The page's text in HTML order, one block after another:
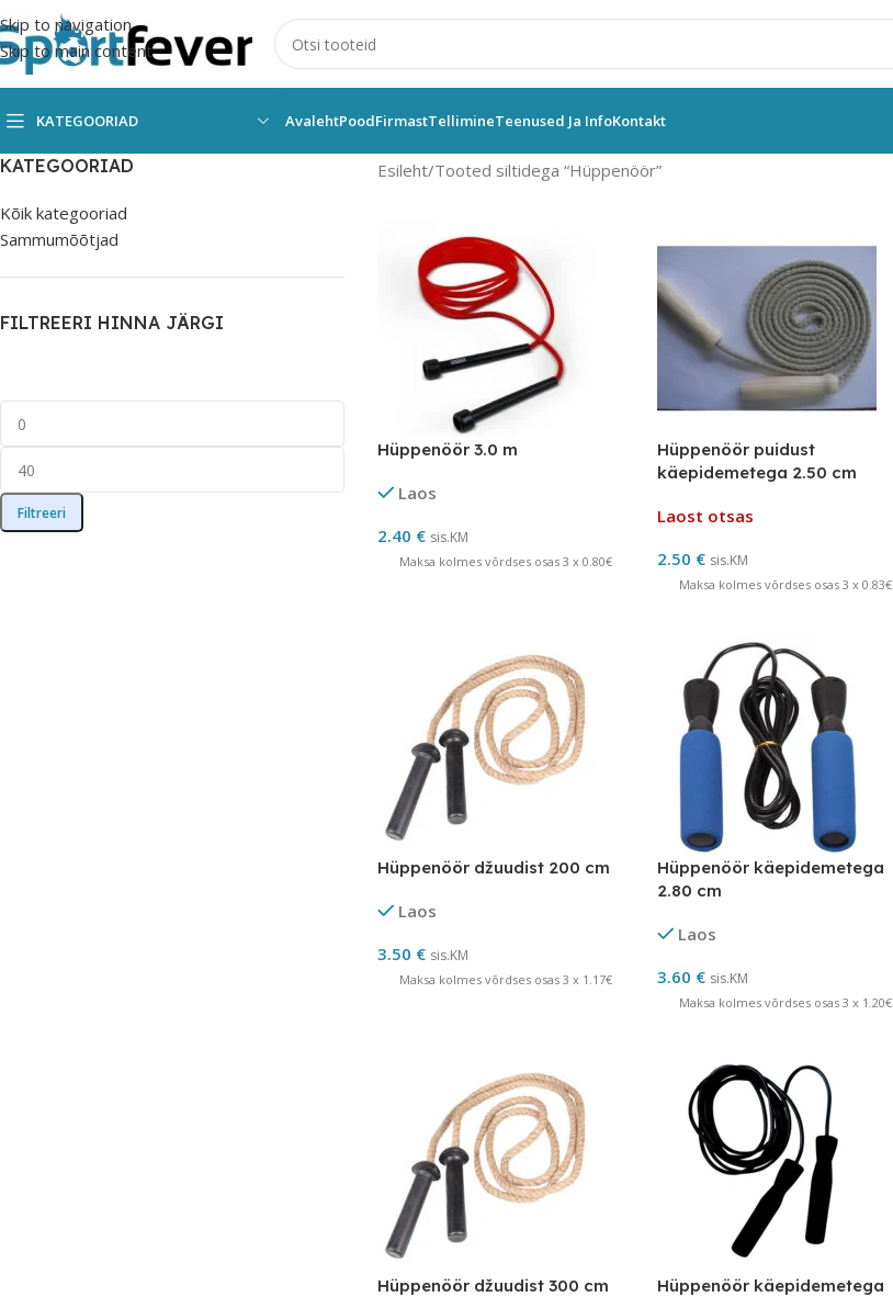
Skip to navigation
Skip to main content
KATEGOORIAD AvalehtPoodFirmastTellimineTeenused Ja InfoKontakt
KATEGOORIAD
Kõik kategooriad
Sammumõõtjad
FILTREERI HINNA JÄRGI
Filtreeri
Esileht Tooted siltidega “Hüppenöör”
Hüppenöör 3.0 m
Laos
2.40 € sis.KM
Maksa kolmes võrdses osas 3 x 0.80€
Hüppenöör puidust
käepidemetega 2.50 cm
Laost otsas
2.50 € sis.KM
Maksa kolmes võrdses osas 3 x 0.83€
Hüppenöör džuudist 200 cm
Laos
3.50 € sis.KM
Maksa kolmes võrdses osas 3 x 1.17€
Hüppenöör käepidemetega
2.80 cm
Laos
3.60 € sis.KM
Maksa kolmes võrdses osas 3 x 1.20€
Hüppenöör džuudist 300 cm
Hüppenöör käepidemetega